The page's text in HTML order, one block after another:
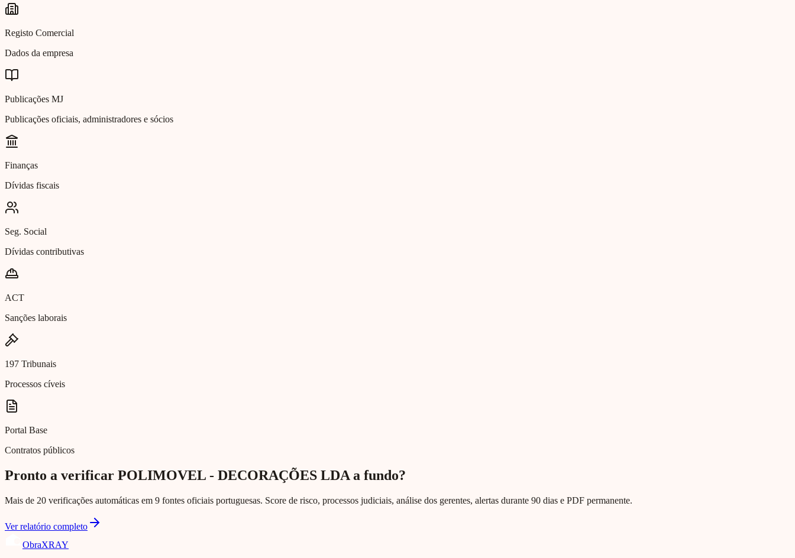
Registo Comercial
Dados da empresa
Publicações MJ
Publicações oficiais, administradores e sócios
Finanças
Dívidas fiscais
Seg. Social
Dívidas contributivas
ACT
Sanções laborais
197 Tribunais
Processos cíveis
Portal Base
Contratos públicos
Pronto a verificar POLIMOVEL - DECORAÇÕES LDA a fundo?
Mais de 20 verificações automáticas em 9 fontes oficiais portuguesas. Score de risco, processos judiciais, análise dos gerentes, alertas durante 90 dias e PDF permanente.
Ver relatório completo
ObraXRAY